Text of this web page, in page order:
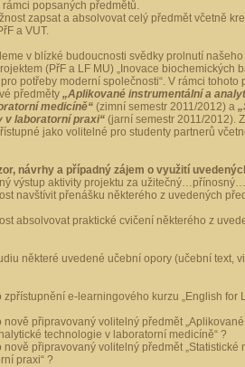
popsaných předmětů.
zapsat a absolvovat celý předmět včetně
a VUT.
v blízké budoucnosti svědky prolnutí
(PřF a LF MU) „Inovace biochemických
potřeby moderní společnosti“. V rámci tohoto
předměty „Aplikované instrumentální a
medicíně“ (zimní semestr 2011/2012) a
v laboratorní praxi“ (jarní semestr 2011/2012).
jako volitelné pro studenty partnerů
návrhy a případný zájem o využití
výstup aktivity projektu za
navštívit přenášku některého z uvedených
absolvovat praktické cvičení některého z
některé uvedené učební opory (učební text,
zpřístupnění e-learningového kurzu „English for
nově připravovaný volitelný předmět „Aplikované
technologie v laboratorní medicíně“ ?
nově připravovaný volitelný předmět „Statistické
praxi“ ?